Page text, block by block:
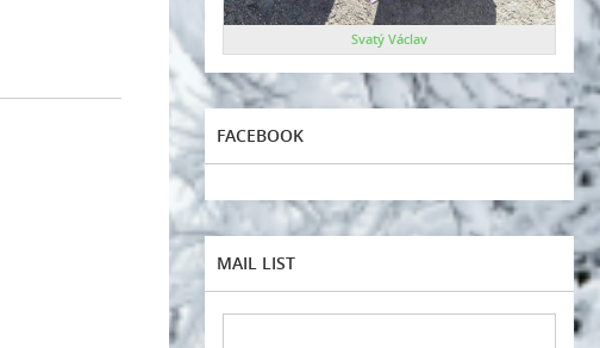
Svatý Václav
FACEBOOK
MAIL LIST